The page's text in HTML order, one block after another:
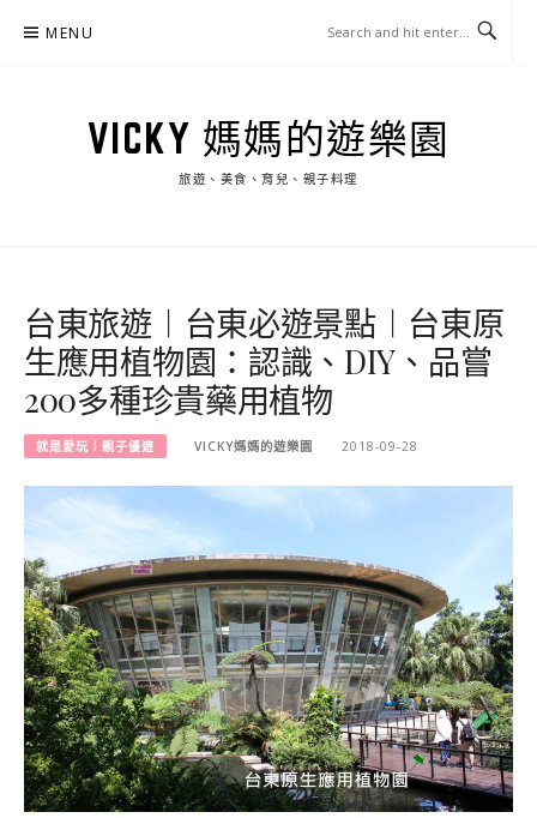
MENU
VICKY 媽媽的遊樂園
旅遊、美食、育兒、親子料理
台東旅遊︱台東必遊景點︱台東原
生應用植物園：認識、DIY、品嘗
200多種珍貴藥用植物
就是愛玩︱親子優遊 VICKY媽媽的遊樂園 2018-09-28